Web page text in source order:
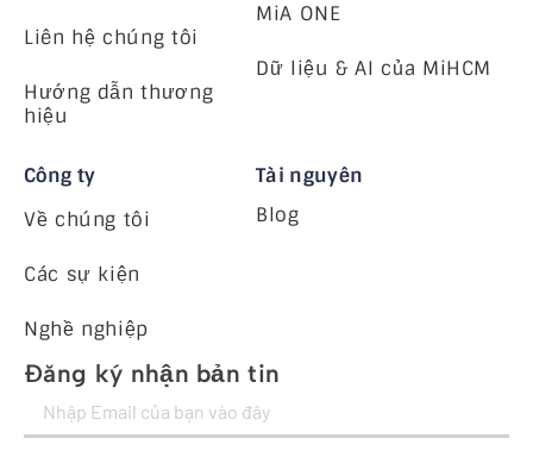
Liên hệ chúng tôi
Hướng dẫn thương
hiệu
MiA ONE
Dữ liệu & AI của MiHCM
Công ty
Về chúng tôi
Các sự kiện
Nghề nghiệp
Tài nguyên
Blog
Đăng ký nhận bản tin